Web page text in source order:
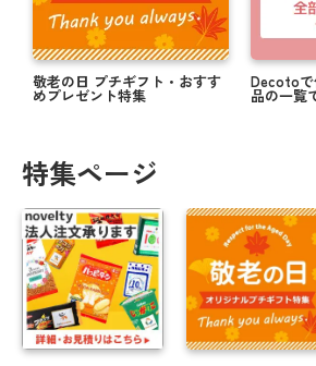
敬老の日 プチギフト・おすす
めプレゼント特集
Decotoで
品の一覧
特集ページ